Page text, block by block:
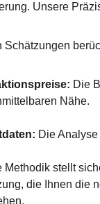
Unsere
Schätzungen
Die
Nähe.
Die
Methodik stellt
die Ihnen die